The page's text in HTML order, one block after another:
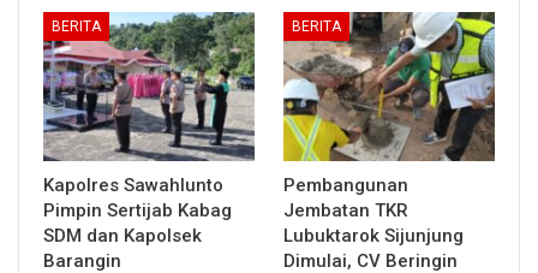
BERITA
Kapolres Sawahlunto
Pimpin Sertijab Kabag
SDM dan Kapolsek
Barangin
BERITA
Pembangunan
Jembatan TKR
Lubuktarok Sijunjung
Dimulai, CV Beringin